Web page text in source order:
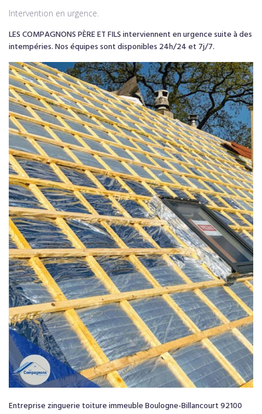
Intervention en urgence.
LES COMPAGNONS PÈRE ET FILS interviennent en urgence suite à des
intempéries. Nos équipes sont disponibles 24h/24 et 7j/7.
Entreprise zinguerie toiture immeuble Boulogne-Billancourt 92100